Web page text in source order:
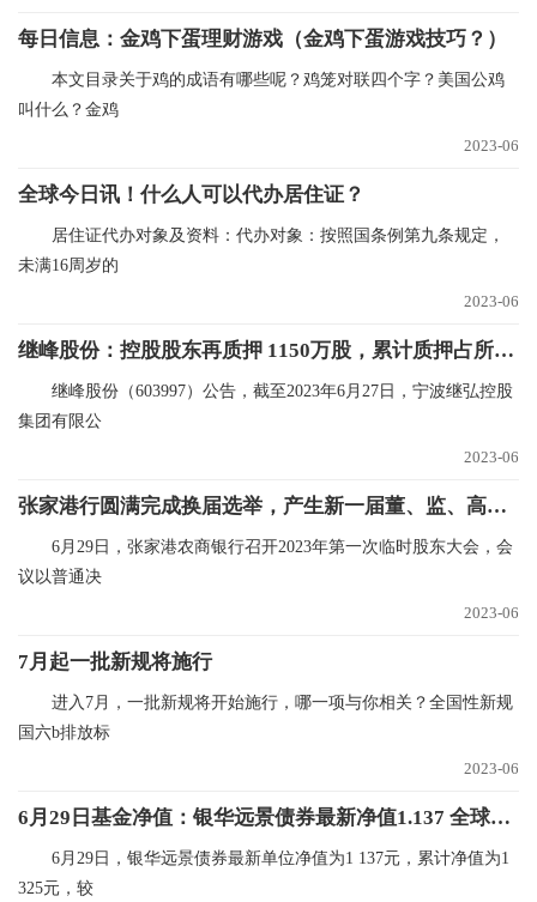
每日信息：金鸡下蛋理财游戏（金鸡下蛋游戏技巧？）
本文目录关于鸡的成语有哪些呢？鸡笼对联四个字？美国公鸡
叫什么？金鸡
2023-06
全球今日讯！什么人可以代办居住证？
居住证代办对象及资料：代办对象：按照国条例第九条规定，
未满16周岁的
2023-06
继峰股份：控股股东再质押 1150万股，累计质押占所持66.7%
继峰股份（603997）公告，截至2023年6月27日，宁波继弘控股
集团有限公
2023-06
张家港行圆满完成换届选举，产生新一届董、监、高成员_环球播报
6月29日，张家港农商银行召开2023年第一次临时股东大会，会
议以普通决
2023-06
7月起一批新规将施行
进入7月，一批新规将开始施行，哪一项与你相关？全国性新规
国六b排放标
2023-06
6月29日基金净值：银华远景债券最新净值1.137 全球新资讯
6月29日，银华远景债券最新单位净值为1 137元，累计净值为1
325元，较